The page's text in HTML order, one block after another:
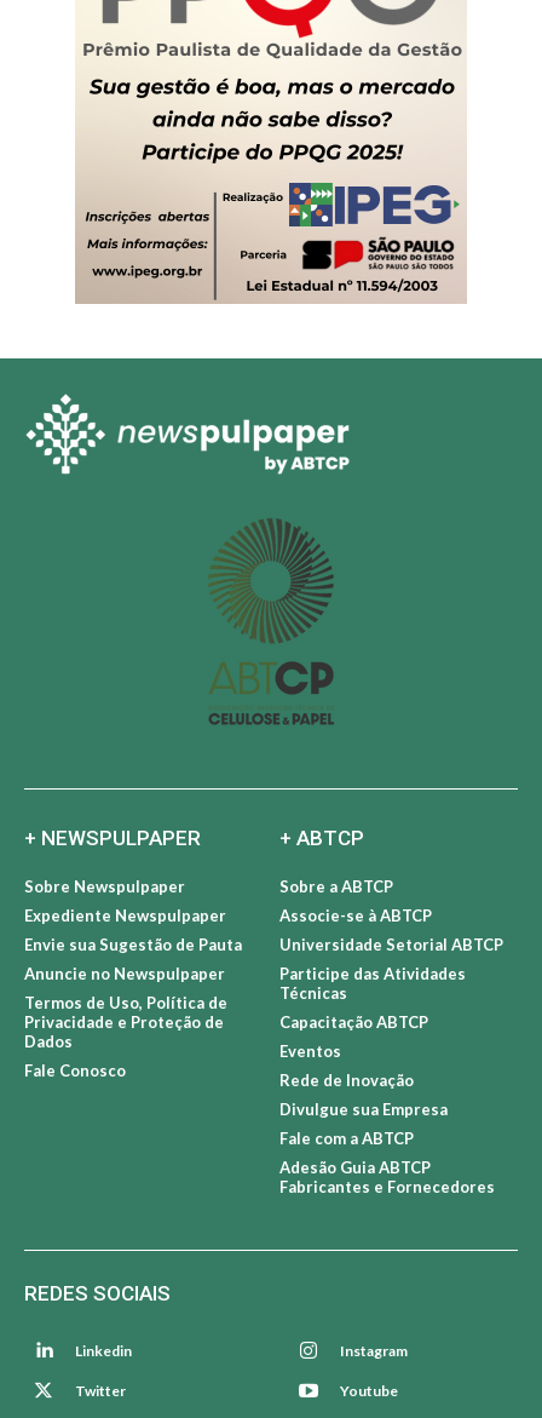
+ NEWSPULPAPER
Sobre Newspulpaper
Expediente Newspulpaper
Envie sua Sugestão de Pauta
Anuncie no Newspulpaper
Termos de Uso, Política de
Privacidade e Proteção de
Dados
Fale Conosco
+ ABTCP
Sobre a ABTCP
Associe-se à ABTCP
Universidade Setorial ABTCP
Participe das Atividades
Técnicas
Capacitação ABTCP
Eventos
Rede de Inovação
Divulgue sua Empresa
Fale com a ABTCP
Adesão Guia ABTCP
Fabricantes e Fornecedores
REDES SOCIAIS
Linkedin Instagram
Twitter Youtube